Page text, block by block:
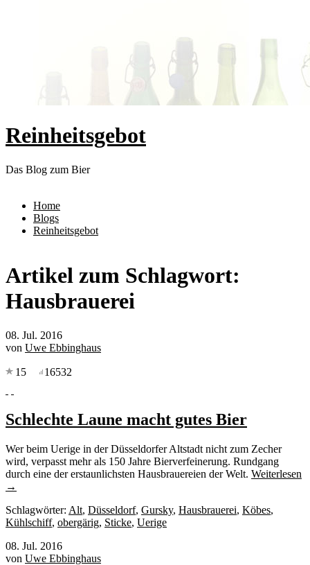
Reinheitsgebot
Das Blog zum Bier
Home
Blogs
Reinheitsgebot
Artikel zum Schlagwort:
Hausbrauerei
08. Jul. 2016
von Uwe Ebbinghaus
15 16532
Schlechte Laune macht gutes Bier
Wer beim Uerige in der Düsseldorfer Altstadt nicht zum Zecher
wird, verpasst mehr als 150 Jahre Bierverfeinerung. Rundgang
durch eine der erstaunlichsten Hausbrauereien der Welt. Weiterlesen
→
Schlagwörter: Alt, Düsseldorf, Gursky, Hausbrauerei, Köbes,
Kühlschiff, obergärig, Sticke, Uerige
08. Jul. 2016
von Uwe Ebbinghaus